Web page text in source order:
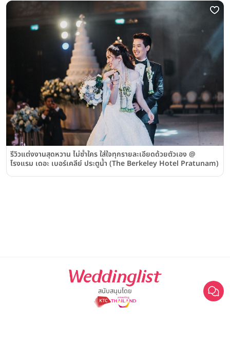
รีวิวแต่งงานสุดหวาน ไม่ซ้ำใคร ใส่ใจทุกรายละเอียดด้วยตัวเอง @
โรงแรม เดอะ เบอร์เคลีย์ ประตูน้ำ (The Berkeley Hotel Pratunam)
สนับสนุนโดย